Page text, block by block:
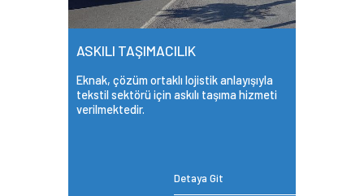
ASKILI TAŞIMACILIK
Eknak, çözüm ortaklı lojistik anlayışıyla
tekstil sektörü için askılı taşıma hizmeti
verilmektedir.
Detaya Git